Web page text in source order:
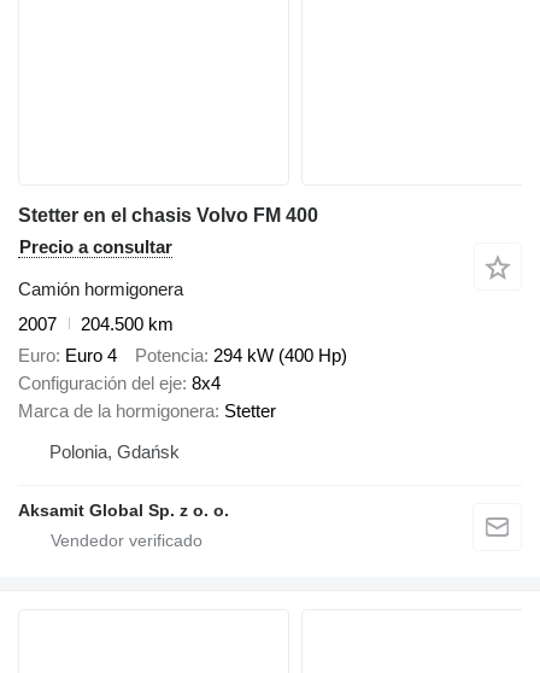
Stetter en el chasis Volvo FM 400
Precio a consultar
Camión hormigonera
2007
204.500 km
Euro Euro 4 Potencia 294 kW (400 Hp)
Configuración del eje 8x4
Marca de la hormigonera Stetter
Polonia, Gdańsk
Aksamit Global Sp. z o. o.